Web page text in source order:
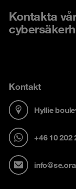
Kontakta
Kontakt
Hyllie
+46 10 202